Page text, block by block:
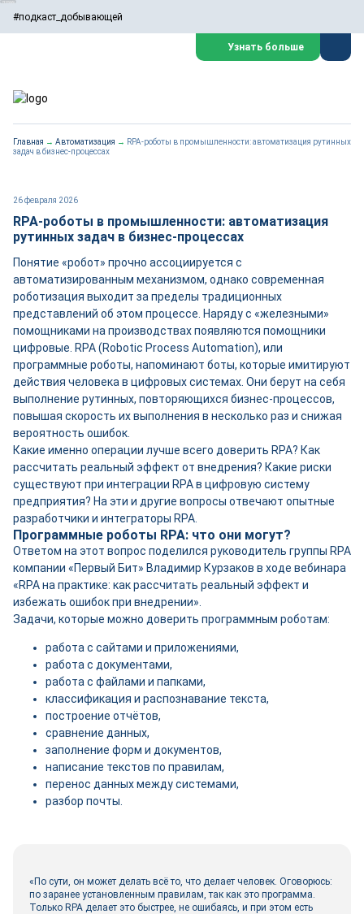
#подкаст_добывающей
Узнать больше
Главная → Автоматизация → RPA-роботы в промышленности: автоматизация рутинных
задач в бизнес-процессах
26 февраля 2026
RPA-роботы в промышленности: автоматизация
рутинных задач в бизнес-процессах
Понятие «робот» прочно ассоциируется с
автоматизированным механизмом, однако современная
роботизация выходит за пределы традиционных
представлений об этом процессе. Наряду с «железными»
помощниками на производствах появляются помощники
цифровые. RPA (Robotic Process Automation), или
программные роботы, напоминают боты, которые имитируют
действия человека в цифровых системах. Они берут на себя
выполнение рутинных, повторяющихся бизнес-процессов,
повышая скорость их выполнения в несколько раз и снижая
вероятность ошибок.
Какие именно операции лучше всего доверить RPA? Как
рассчитать реальный эффект от внедрения? Какие риски
существуют при интеграции RPA в цифровую систему
предприятия? На эти и другие вопросы отвечают опытные
разработчики и интеграторы RPA.
Программные роботы RPA: что они могут?
Ответом на этот вопрос поделился руководитель группы RPA
компании «Первый Бит» Владимир Курзаков в ходе вебинара
«RPA на практике: как рассчитать реальный эффект и
избежать ошибок при внедрении».
Задачи, которые можно доверить программным роботам:
работа с сайтами и приложениями,
работа с документами,
работа с файлами и папками,
классификация и распознавание текста,
построение отчётов,
сравнение данных,
заполнение форм и документов,
написание текстов по правилам,
перенос данных между системами,
разбор почты.
«По сути, он может делать всё то, что делает человек. Оговорюсь:
по заранее установленным правилам, так как это программа.
Только RPA делает это быстрее, не ошибаясь, и при этом есть